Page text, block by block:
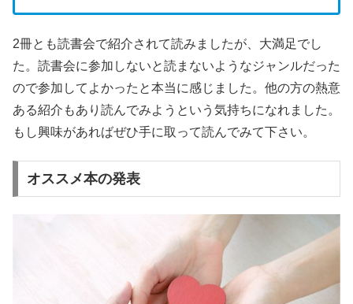
2冊とも読書会で紹介されて読みましたが、大満足でし
た。読書会に参加しないと読まないようなジャンルだった
ので参加してよかったと本当に感じました。他の方の熱意
ある紹介もあり読んでみようという気持ちになれました。
もし興味があればぜひ手に取って読んでみて下さい。
オススメ本の発表